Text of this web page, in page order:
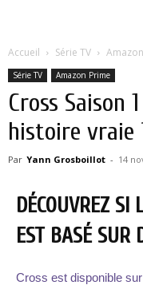
Accueil Série TV
Série TV Amazon Prime
Cross Saison
histoire vraie
Par Yann Grosboillot - 14
DÉCOUVREZ SI
EST BASÉ SUR
Cross est disponible